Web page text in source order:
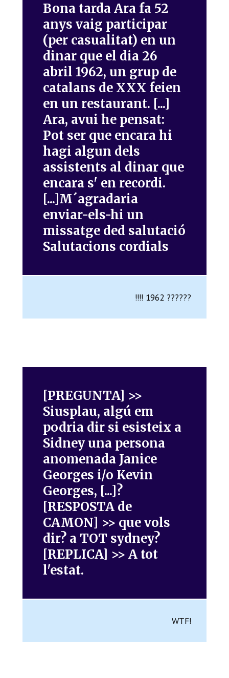
Bona tarda Ara fa 52
anys vaig participar
(per casualitat) en un
dinar que el dia 26
abril 1962, un grup de
catalans de XXX feien
en un restaurant. [...]
Ara, avui he pensat:
Pot ser que encara hi
hagi algun dels
assistents al dinar que
encara s' en recordi.
[...]M´agradaria
enviar-els-hi un
missatge ded salutació
Salutacions cordials
!!!! 1962 ??????
[PREGUNTA] >>
Siusplau, algú em
podria dir si esisteix a
Sidney una persona
anomenada Janice
Georges i/o Kevin
Georges, [...]?
[RESPOSTA de
CAMON] >> que vols
dir? a TOT sydney?
[REPLICA] >> A tot
l'estat.
WTF!